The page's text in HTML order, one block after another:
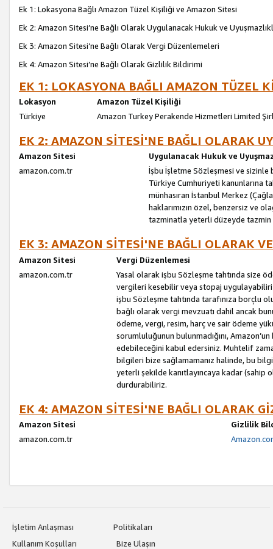
Ek 1: Lokasyona Bağlı Amazon Tüzel Kişiliği ve Amazon Sitesi
Ek 2: Amazon Sitesi’ne Bağlı Olarak Uygulanacak Hukuk ve
Ek 3: Amazon Sitesi’ne Bağlı Olarak Vergi Düzenlemeleri
Ek 4: Amazon Sitesi’ne Bağlı Olarak Gizlilik Bildirimi
EK 1: LOKASYONA BAĞLI AMAZON TÜZEL
Lokasyon
Amazon Tüzel Kişiliği
Türkiye
Amazon Turkey Perakende Hizmetleri Limited
EK 2: AMAZON SİTESİ'NE BAĞLI OLARAK
Amazon Sitesi
Uygulanacak Hukuk ve
amazon.com.tr
İşbu İşletme Sözleşmesi ve sizinle
Türkiye Cumhuriyeti kanunlarına
münhasıran İstanbul Merkez
haklarımızın özel, benzersiz ve
tazminatla yeterli düzeyde
EK 3: AMAZON SİTESİ'NE BAĞLI OLARAK
Amazon Sitesi
Vergi Düzenlemesi
amazon.com.tr
Yasal olarak işbu Sözleşme tahtında size
vergileri kesebilir veya stopaj
işbu Sözleşme tahtında tarafınıza borçlu
bağlı olarak vergi mevzuatı dahil ancak
ödeme, vergi, resim, harç ve sair ödeme
sorumluluğunun bulunmadığını,
edebileceğini kabul edersiniz. Muhtelif
bilgileri bize sağlamamanız halinde, bu
yeterli şekilde kanıtlayıncaya kadar
durdurabiliriz.
EK 4: AMAZON SİTESİ'NE BAĞLI OLARAK
Amazon Sitesi
Gizlilik
amazon.com.tr
İşletim Anlaşması
Politikaları
Kullanım Koşulları
Bize Ulaşın